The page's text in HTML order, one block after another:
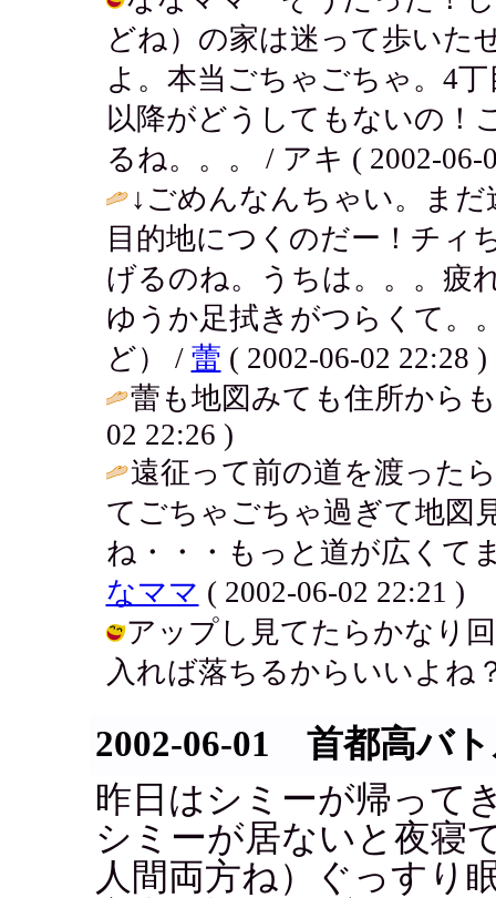
どね）の家は迷って歩いた
よ。本当ごちゃごちゃ。4
以降がどうしてもないの！
るね。。。 / アキ ( 2002-06-
↓ごめんなんちゃい。ま
目的地につくのだー！チィ
げるのね。うちは。。。疲
ゆうか足拭きがつらくて。
ど） / 蕾 ( 2002-06-02 22:28 )
蕾も地図みても住所から
02 22:26 )
遠征って前の道を渡った
てごちゃごちゃ過ぎて地図
ね・・・もっと道が広くて
なママ ( 2002-06-02 22:21 )
アップし見てたらかなり
入れば落ちるからいいよね
2002-06-01 首都高バ
昨日はシミーが帰って
シミーが居ないと夜寝
人間両方ね）ぐっすり